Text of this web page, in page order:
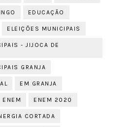
EDUCAÇÃO
ELEIÇÕES MUNICIPAIS
- JIJOCA DE
GRANJA
EM GRANJA
ENEM ENEM 2020
CORTADA